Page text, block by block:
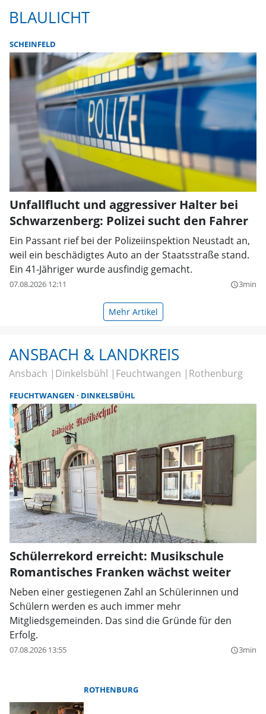
BLAULICHT
SCHEINFELD
Unfallflucht und aggressiver Halter bei
Schwarzenberg: Polizei sucht den Fahrer
Ein Passant rief bei der Polizeiinspektion Neustadt an,
weil ein beschädigtes Auto an der Staatsstraße stand.
Ein 41-Jähriger wurde ausfindig gemacht.
07.08.2026 12:11 query_builder3min
Mehr Artikel
ANSBACH & LANDKREIS
Ansbach Dinkelsbühl Feuchtwangen Rothenburg
FEUCHTWANGEN DINKELSBÜHL
Schülerrekord erreicht: Musikschule
Romantisches Franken wächst weiter
Neben einer gestiegenen Zahl an Schülerinnen und
Schülern werden es auch immer mehr
Mitgliedsgemeinden. Das sind die Gründe für den
Erfolg.
07.08.2026 13:55 query_builder3min
ROTHENBURG